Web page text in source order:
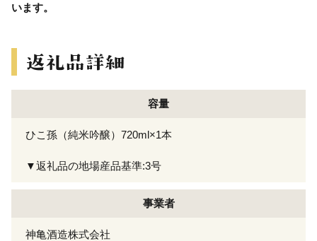
います。
容量
ひこ孫（純米吟醸）720ml×1本
▼返礼品の地場産品基準:3号
事業者
神亀酒造株式会社